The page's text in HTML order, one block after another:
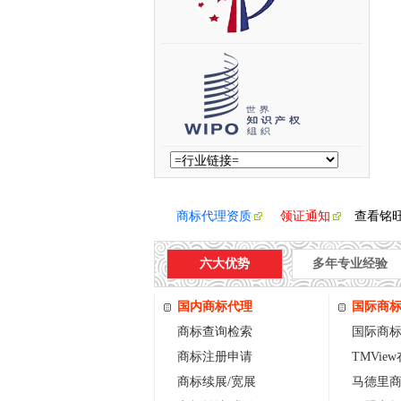
商标代理资质 领证通知 查看铭
六大优势 多年专业经验
国内商标代理
商标查询检索
商标注册申请
商标续展/宽展
国际商
国际商
TMView
马德里